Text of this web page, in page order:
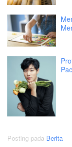
Posting pada Berita